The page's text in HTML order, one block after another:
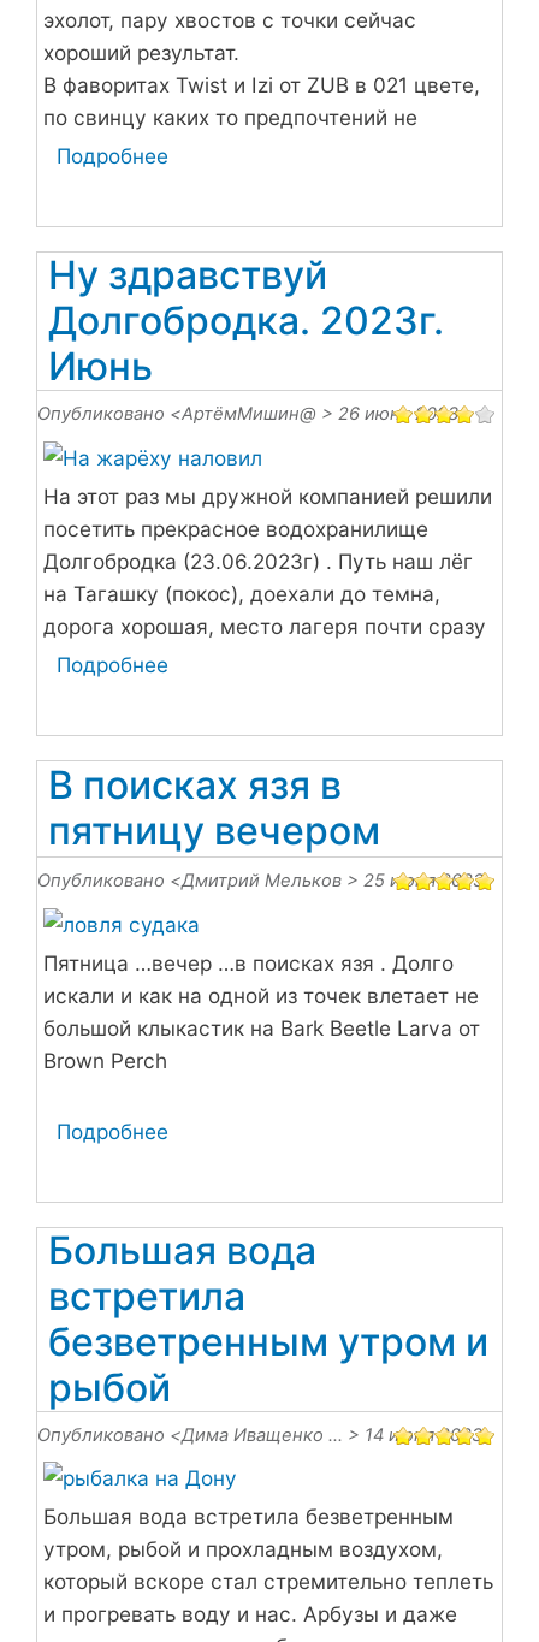
эхолот, пару хвостов с точки сейчас
хороший результат.
В фаворитах Twist и Izi от ZUB в 021 цвете,
по свинцу каких то предпочтений не
заметил.
Подробнее
трудовой,
но
на
месте
Ну здравствуй
Долгобродка. 2023г.
Июнь
Опубликовано <АртёмМишин@ > 26 июня 2023
На этот раз мы дружной компанией решили
посетить прекрасное водохранилище
Долгобродка (23.06.2023г) . Путь наш лёг
на Тагашку (покос), доехали до темна,
дорога хорошая, место лагеря почти сразу
выбрали.
Подробнее
здравствуй
Долгобродка.
2023г.
Июнь
В поисках язя в
пятницу вечером
Опубликовано <Дмитрий Мельков > 25 июня 2023
Пятница …вечер …в поисках язя . Долго
искали и как на одной из точек влетает не
большой клыкастик на Bark Beetle Larva от
Brown Perch
Подробнее
поисках
язя
в
пятницу
Большая вода
встретила
безветренным утром и
рыбой
Опубликовано <Дима Иващенко … > 14 июня 2023
Большая вода встретила безветренным
утром, рыбой и прохладным воздухом,
который вскоре стал стремительно теплеть
и прогревать воду и нас. Арбузы и даже